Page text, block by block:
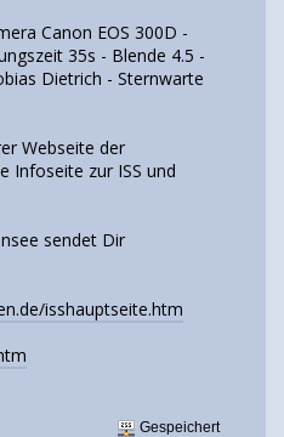
Canon EOS 300D -
35s - Blende 4.5 -
Dietrich - Sternwarte
Webseite der
Infoseite zur ISS und
sendet Dir
isshauptseite.htm
Gespeichert